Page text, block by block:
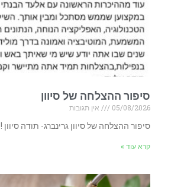
סיפור ההצלחה של סיוון
05/08/2026
אין תגובות
סיפור ההצלחה של סיוון גרינברג- תודה סיוון !
קרא עוד »